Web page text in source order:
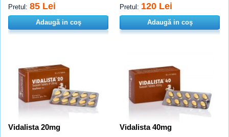
Pretul: 85 Lei
Adaugă in coş
Pretul: 120 Lei
Adaugă in coş
Vidalista 20mg Vidalista 40mg